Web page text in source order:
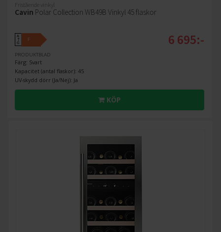
Fristående vinkyl
Cavin Polar Collection WB49B Vinkyl 45 flaskor
A
↑
G
F
PRODUKTBLAD
Färg: Svart
Kapacitet (antal flaskor): 45
UV-skydd dörr (Ja/Nej): Ja
6 695:-
KÖP